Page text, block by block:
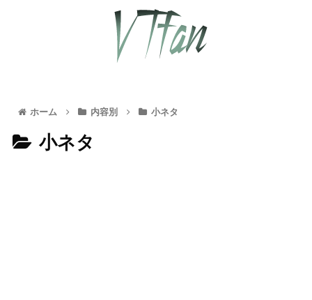
ホーム 内容別 小ネタ
小ネタ